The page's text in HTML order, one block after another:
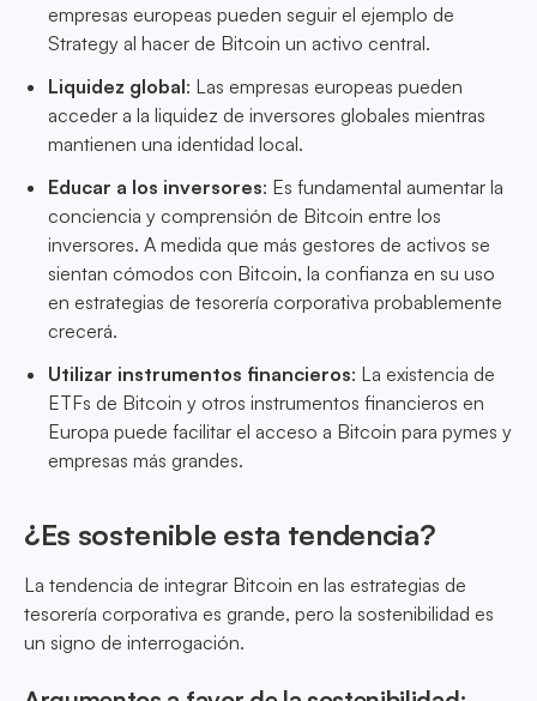
empresas europeas pueden seguir el ejemplo de
Strategy al hacer de Bitcoin un activo central.
Liquidez global: Las empresas europeas pueden
acceder a la liquidez de inversores globales mientras
mantienen una identidad local.
Educar a los inversores: Es fundamental aumentar la
conciencia y comprensión de Bitcoin entre los
inversores. A medida que más gestores de activos se
sientan cómodos con Bitcoin, la confianza en su uso
en estrategias de tesorería corporativa probablemente
crecerá.
Utilizar instrumentos financieros: La existencia de
ETFs de Bitcoin y otros instrumentos financieros en
Europa puede facilitar el acceso a Bitcoin para pymes y
empresas más grandes.
¿Es sostenible esta tendencia?
La tendencia de integrar Bitcoin en las estrategias de
tesorería corporativa es grande, pero la sostenibilidad es
un signo de interrogación.